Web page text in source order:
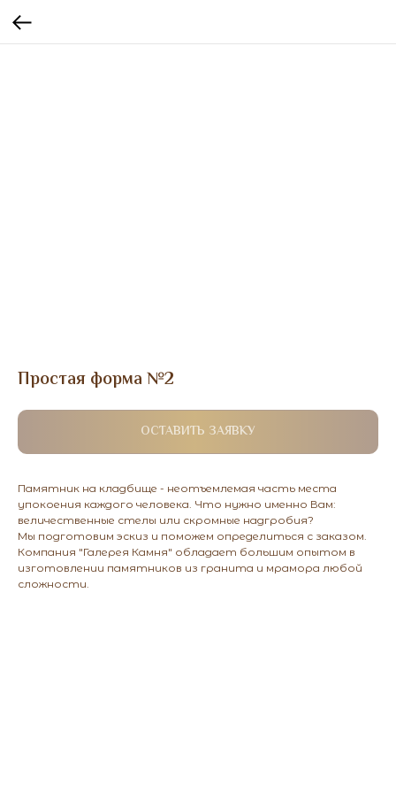
Простая форма №2
ОСТАВИТЬ ЗАЯВКУ
Памятник на кладбище - неотъемлемая часть места
упокоения каждого человека. Что нужно именно Вам:
величественные стелы или скромные надгробия?
Мы подготовим эскиз и поможем определиться с заказом.
Компания "Галерея Камня" обладает большим опытом в
изготовлении памятников из гранита и мрамора любой
сложности.